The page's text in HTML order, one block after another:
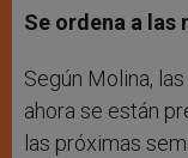
Se ordena a las
Según Molina,
ahora se están
las próximas